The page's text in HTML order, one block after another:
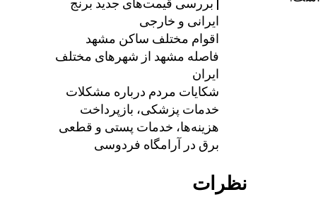
ایرانی و خارجی
اقوام مختلف ساکن مشهد
فاصله مشهد از شهرهای مختلف
ایران
شکایات مردم درباره مشکلات
خدمات پزشکی، بازپرداخت
هزینه‌ها، خدمات پستی و قطعی
برق در آرامگاه فردوسی
نظرات